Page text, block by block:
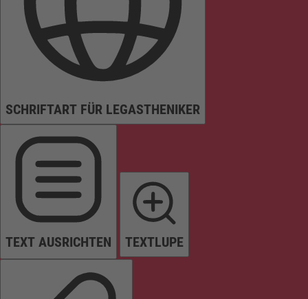
SCHRIFTART FÜR LEGASTHENIKER
TEXT AUSRICHTEN TEXTLUPE